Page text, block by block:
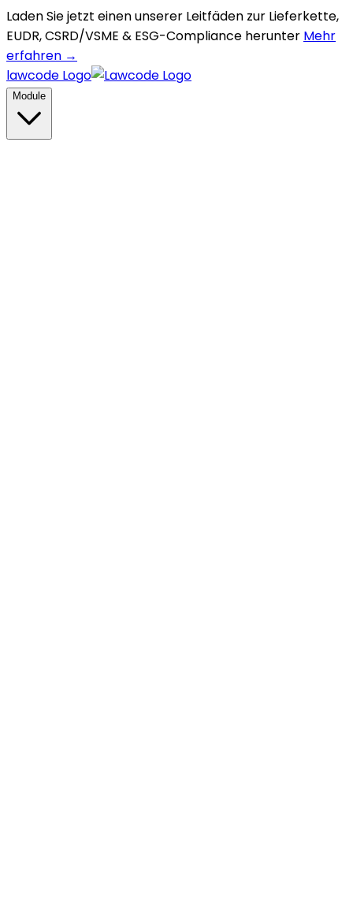
Laden Sie jetzt einen unserer Leitfäden zur Lieferkette,
EUDR, CSRD/VSME & ESG-Compliance herunter Mehr
erfahren →
lawcode Logo
Module